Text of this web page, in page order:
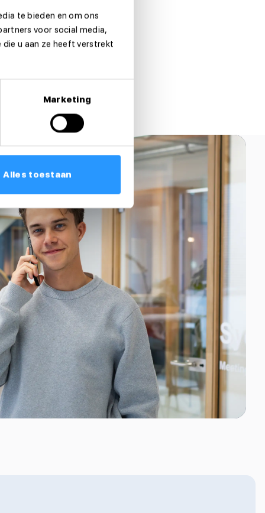
te bieden en om ons
voor social media,
u aan ze heeft verstrekt
Marketing
Alles toestaan